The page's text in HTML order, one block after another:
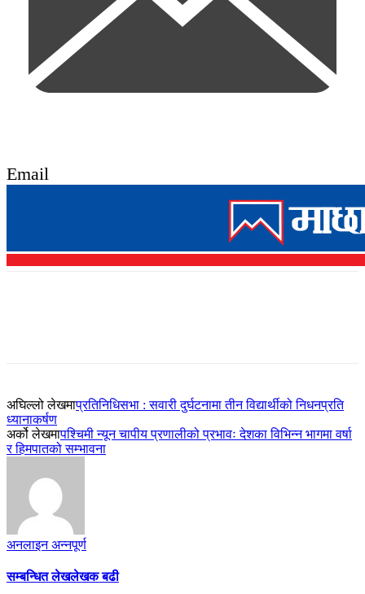
Email
अघिल्लो लेखमाप्रतिनिधिसभा : सवारी दुर्घटनामा तीन विद्यार्थीको निधनप्रति
ध्यानाकर्षण
अर्को लेखमापश्चिमी न्यून चापीय प्रणालीको प्रभावः देशका विभिन्न भागमा वर्षा
र हिमपातको सम्भावना
अनलाइन अन्नपूर्ण
सम्बन्धित लेखलेखक बढी